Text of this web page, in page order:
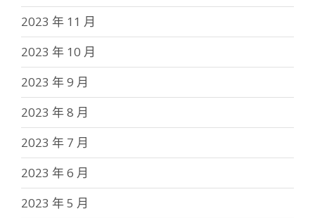
2023 年 11 月
2023 年 10 月
2023 年 9 月
2023 年 8 月
2023 年 7 月
2023 年 6 月
2023 年 5 月